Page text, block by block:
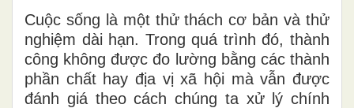
Cuộc sống là một thử thách cơ bản và thử
nghiệm dài hạn. Trong quá trình đó, thành
công không được đo lường bằng các thành
phần chất hay địa vị xã hội mà vẫn được
đánh giá theo cách chúng ta xử lý chính